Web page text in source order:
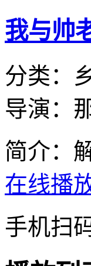
我与帅
分类：
导演：
简介：
在线播
手机扫